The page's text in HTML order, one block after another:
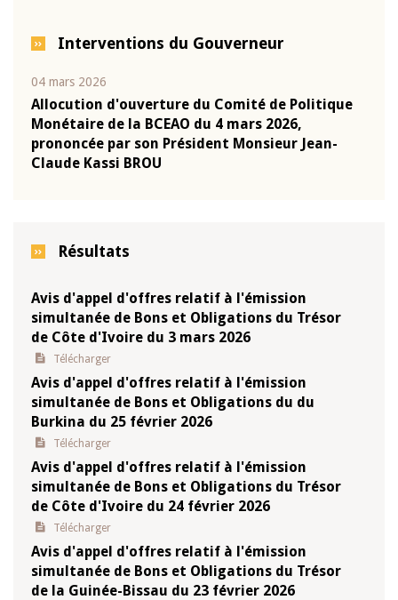
Interventions du Gouverneur
04 mars 2026
Allocution d'ouverture du Comité de Politique
Monétaire de la BCEAO du 4 mars 2026,
prononcée par son Président Monsieur Jean-
Claude Kassi BROU
Résultats
Avis d'appel d'offres relatif à l'émission
simultanée de Bons et Obligations du Trésor
de Côte d'Ivoire du 3 mars 2026
Télécharger
Avis d'appel d'offres relatif à l'émission
simultanée de Bons et Obligations du du
Burkina du 25 février 2026
Télécharger
Avis d'appel d'offres relatif à l'émission
simultanée de Bons et Obligations du Trésor
de Côte d'Ivoire du 24 février 2026
Télécharger
Avis d'appel d'offres relatif à l'émission
simultanée de Bons et Obligations du Trésor
de la Guinée-Bissau du 23 février 2026